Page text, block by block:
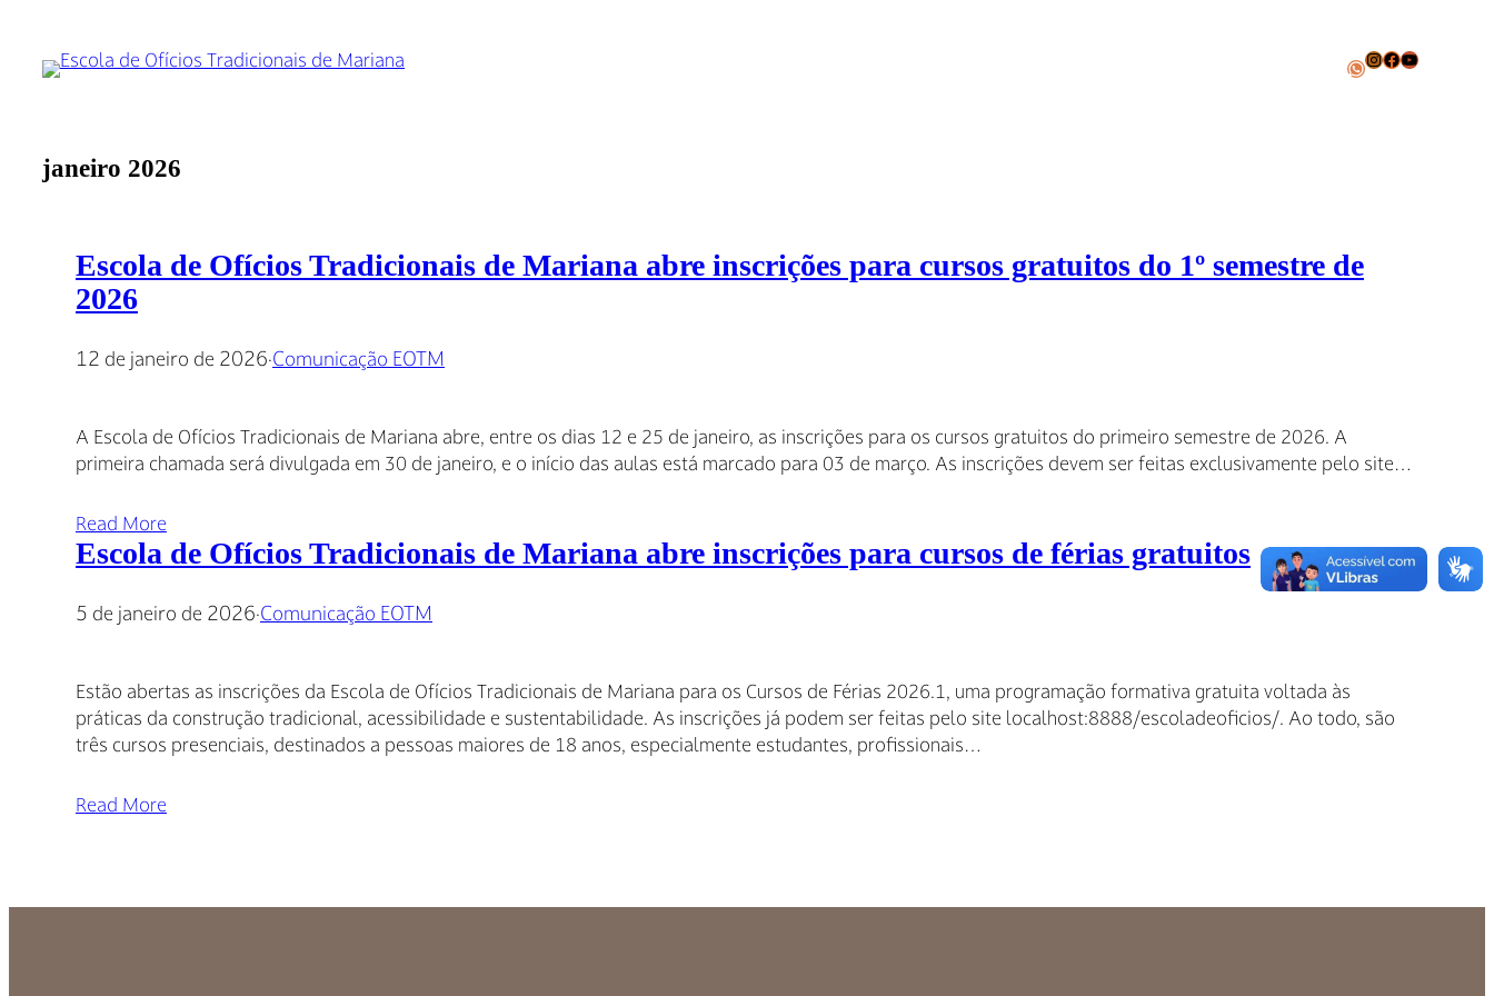
WhatsApp InstagramFacebook Youtube
janeiro 2026
Escola de Ofícios Tradicionais de Mariana abre inscrições para cursos gratuitos do 1º semestre de
2026
12 de janeiro de 2026·Comunicação EOTM
A Escola de Ofícios Tradicionais de Mariana abre, entre os dias 12 e 25 de janeiro, as inscrições para os cursos gratuitos do primeiro semestre de 2026. A
primeira chamada será divulgada em 30 de janeiro, e o início das aulas está marcado para 03 de março. As inscrições devem ser feitas exclusivamente pelo site…
Read More
Escola de Ofícios Tradicionais de Mariana abre inscrições para cursos de férias gratuitos
5 de janeiro de 2026·Comunicação EOTM
Estão abertas as inscrições da Escola de Ofícios Tradicionais de Mariana para os Cursos de Férias 2026.1, uma programação formativa gratuita voltada às
práticas da construção tradicional, acessibilidade e sustentabilidade. As inscrições já podem ser feitas pelo site localhost:8888/escoladeoficios/. Ao todo, são
três cursos presenciais, destinados a pessoas maiores de 18 anos, especialmente estudantes, profissionais…
Read More